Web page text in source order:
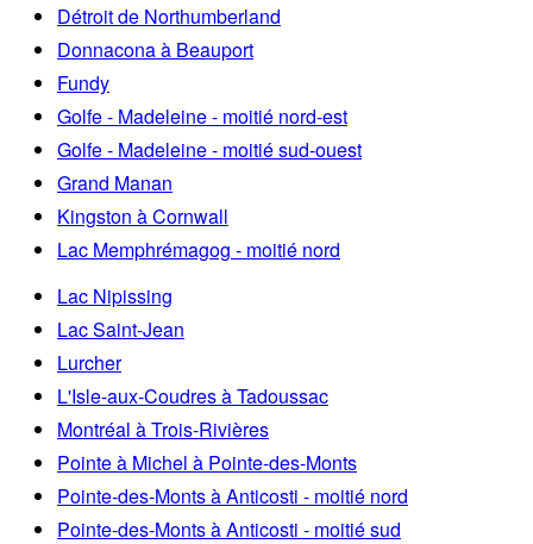
Détroit de Northumberland
Donnacona à Beauport
Fundy
Golfe - Madeleine - moitié nord-est
Golfe - Madeleine - moitié sud-ouest
Grand Manan
Kingston à Cornwall
Lac Memphrémagog - moitié nord
Lac Nipissing
Lac Saint-Jean
Lurcher
L'Isle-aux-Coudres à Tadoussac
Montréal à Trois-Rivières
Pointe à Michel à Pointe-des-Monts
Pointe-des-Monts à Anticosti - moitié nord
Pointe-des-Monts à Anticosti - moitié sud